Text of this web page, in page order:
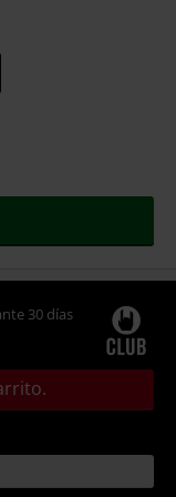
30 días